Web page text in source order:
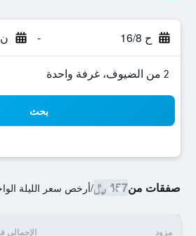
ح 16/8 - ن 17/8
2 من الضيوف، غرفة واحدة
بحث
صفقات من457 ﷼ /أرخص سعر الليلة
مزود الإجمالي